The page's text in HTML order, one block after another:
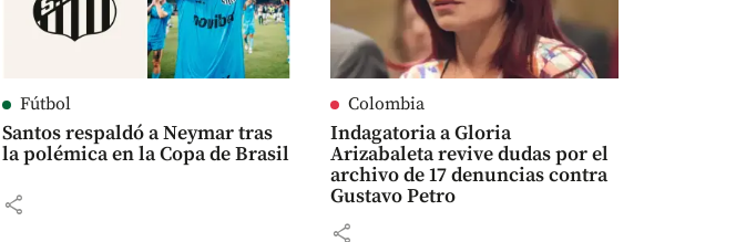
Fútbol
Santos respaldó a Neymar tras
la polémica en la Copa de Brasil
share
Colombia
Indagatoria a Gloria
Arizabaleta revive dudas por el
archivo de 17 denuncias contra
Gustavo Petro
share